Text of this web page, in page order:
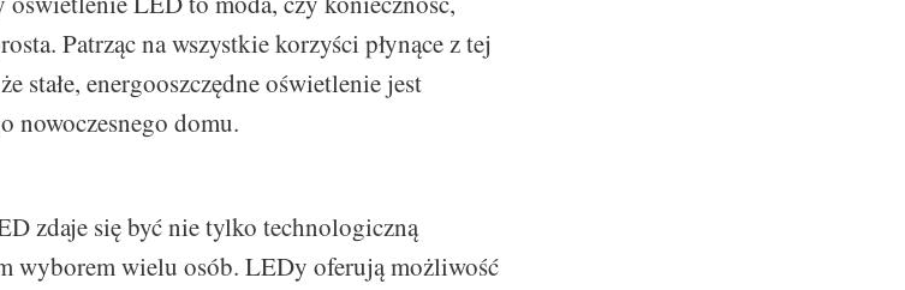
Patrząc na wszystkie korzyści płynące z tej
stałe, energooszczędne oświetlenie jest
nowoczesnego domu.
zdaje się być nie tylko technologiczną
wyborem wielu osób. LEDy oferują możliwość